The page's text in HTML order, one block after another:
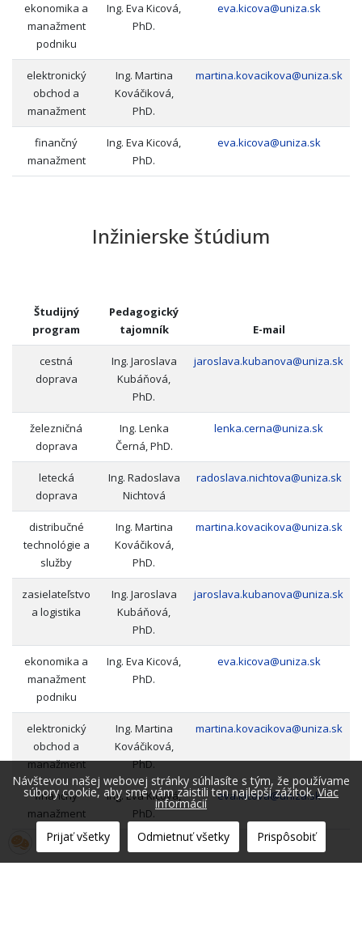
ekonomika a
manažment
podniku
Ing. Eva Kicová,
PhD.
eva.kicova@uniza.sk
elektronický
obchod a
manažment
Ing. Martina
Kováčiková,
PhD.
martina.kovacikova@uniza.sk
finančný
manažment
Ing. Eva Kicová,
PhD.
eva.kicova@uniza.sk
Inžinierske štúdium
Študijný
program
Pedagogický
tajomník
E-mail
cestná
doprava
Ing. Jaroslava
Kubáňová,
PhD.
jaroslava.kubanova@uniza.sk
železničná
doprava
Ing. Lenka
Černá, PhD.
lenka.cerna@uniza.sk
letecká
doprava
Ing. Radoslava
Nichtová
radoslava.nichtova@uniza.sk
distribučné
technológie a
služby
Ing. Martina
Kováčiková,
PhD.
martina.kovacikova@uniza.sk
zasielateľstvo
a logistika
Ing. Jaroslava
Kubáňová,
PhD.
jaroslava.kubanova@uniza.sk
ekonomika a
manažment
podniku
Ing. Eva Kicová,
PhD.
eva.kicova@uniza.sk
elektronický
obchod a
manažment
Ing. Martina
Kováčiková,
PhD.
martina.kovacikova@uniza.sk
finančný
manažment
Ing. Eva Kicová,
PhD.
eva.kicova@uniza.sk
Návštevou našej webovej stránky súhlasíte s tým, že používame
súbory cookie, aby sme vám zaistili ten najlepší zážitok.Viac
informácií
Prijať všetky Odmietnuť všetky Prispôsobiť